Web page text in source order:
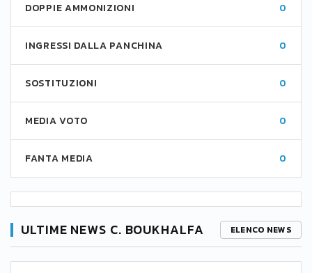
DOPPIE AMMONIZIONI 0
INGRESSI DALLA PANCHINA 0
SOSTITUZIONI 0
MEDIA VOTO 0
FANTA MEDIA 0
ULTIME NEWS C. BOUKHALFA ELENCO NEWS